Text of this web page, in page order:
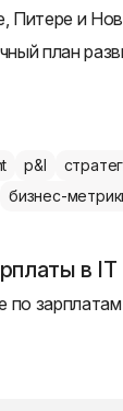
и
план
p&l
бизнес-
в IT